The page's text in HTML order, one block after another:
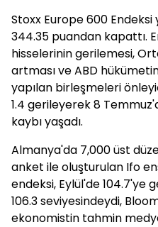
Stoxx Europe 600
344.35 puandan kapattı.
hisselerinin gerilemesi,
artması ve ABD
yapılan birleşmeleri
1.4 gerileyerek 8
kaybı yaşadı.
Almanya'da 7,000 üst
anket ile oluşturulan Ifo
endeksi, Eylül'de 104.7'ye
106.3 seviyesindeydi,
ekonomistin tahmin